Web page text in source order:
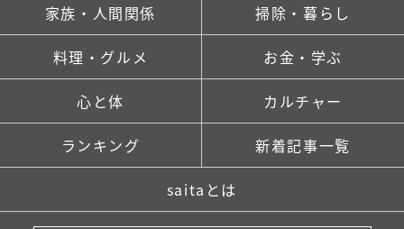
家族・人間関係 掃除・暮らし
料理・グルメ お金・学ぶ
心と体 カルチャー
ランキング 新着記事一覧
saitaとは